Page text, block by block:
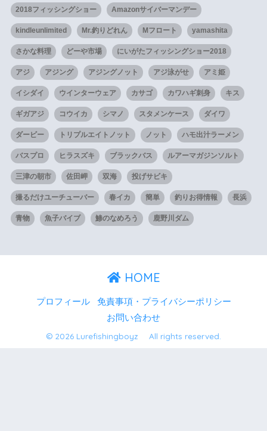
2018フィッシングショー Amazonサイバーマンデー
kindleunlimited Mr.釣りどれん Mフロート yamashita
さかな料理 どーや市場 にいがたフィッシングショー2018
アジ アジング アジングノット アジ泳がせ アミ姫
イシダイ ウインターウェア カサゴ カワハギ刺身 キス
ギガアジ コウイカ シマノ スタメンケース ダイワ
ダービー トリプルエイトノット ノット ハモ出汁ラーメン
バスプロ ヒラスズキ ブラックバス ルアーマガジンソルト
三津の朝市 佐田岬 双海 投げサビキ
撮るだけユーチューバー 春イカ 簡単 釣りお得情報 長浜
青物 魚子バイブ 鯵のなめろう 鹿野川ダム
HOME
プロフィール
免責事項・プライバシーポリシー
お問い合わせ
© 2026 Lurefishingboyz All rights reserved.